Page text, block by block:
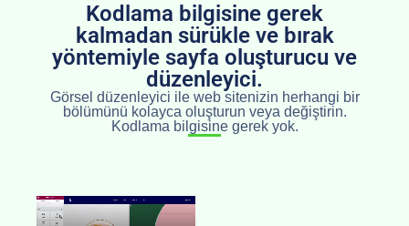
Kodlama bilgisine gerek
kalmadan sürükle ve bırak
yöntemiyle sayfa oluşturucu ve
düzenleyici.
Görsel düzenleyici ile web sitenizin herhangi bir
bölümünü kolayca oluşturun veya değiştirin.
Kodlama bilgisine gerek yok.